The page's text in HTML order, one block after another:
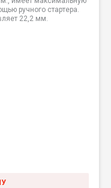
ручного стартера.
22,2 мм.